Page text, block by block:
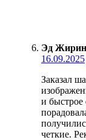
Эд
16.09.2025
Заказал
и быстрое
четкие.